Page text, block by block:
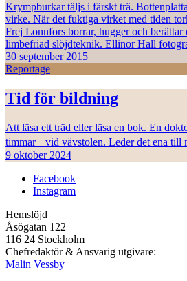
Krympburkar täljs i färskt trä.
virke. När det fuktiga virket med tiden
Frej Lonnfors borrar, hugger och berättar
limbefriad slöjdteknik. Ellinor Hall
30 september 2015
Reportage
Tid för bildning
Att läsa ett träd eller läsa en bok. En
timmar vid vävstolen. Leder det ena till
9 oktober 2024
Facebook
Instagram
Hemslöjd
Åsögatan 122
116 24 Stockholm
Chefredaktör & Ansvarig utgivare:
Malin Vessby